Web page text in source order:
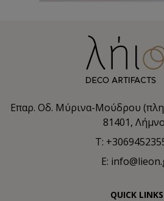
Επαρ. Οδ. Μύρινα-Μούδρου
81401,
T:
E:
QUICK LINKS